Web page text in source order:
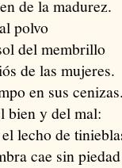
de la madurez.
polvo
del membrillo
de las mujeres.
en sus
bien y del mal:
lecho de
cae sin